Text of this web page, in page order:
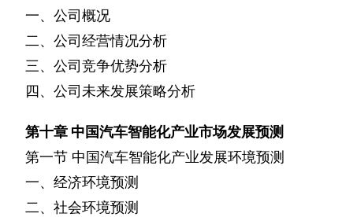
一、公司概况
二、公司经营情况分析
三、公司竞争优势分析
四、公司未来发展策略分析
第十章 中国汽车智能化产业市场发展预测
第一节 中国汽车智能化产业发展环境预测
一、经济环境预测
二、社会环境预测